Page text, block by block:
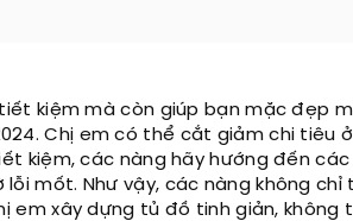
kiệm mà còn giúp bạn mặc đẹp
Chị em có thể cắt giảm chi tiêu
kiệm, các nàng hãy hướng đến
mốt. Như vậy, các nàng không
em xây dựng tủ đồ tinh giản,